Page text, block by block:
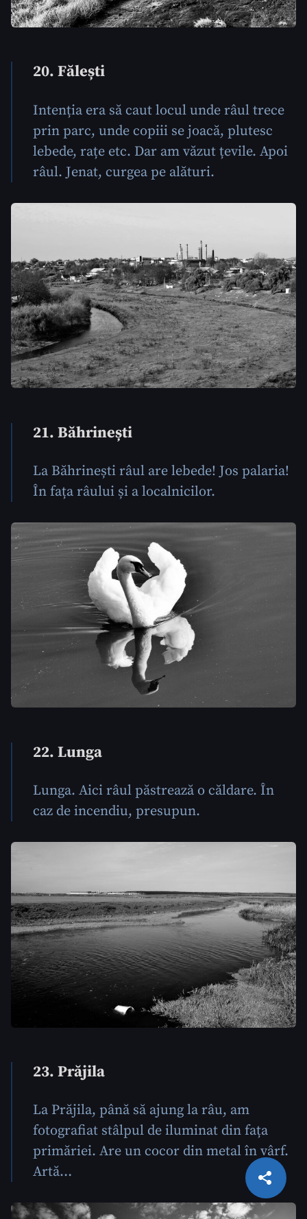
Copiază Link
20. Fălești
Intenția era să caut locul unde râul trece
prin parc, unde copiii se joacă, plutesc
lebede, rațe etc. Dar am văzut țevile. Apoi
râul. Jenat, curgea pe alături.
21. Băhrinești
La Băhrinești râul are lebede! Jos palaria!
În fața râului și a localnicilor.
22. Lunga
Lunga. Aici râul păstrează o căldare. În
caz de incendiu, presupun.
23. Prăjila
La Prăjila, până să ajung la râu, am
fotografiat stâlpul de iluminat din fața
primăriei. Are un cocor din metal în vârf.
Artă…
CITEȘTE